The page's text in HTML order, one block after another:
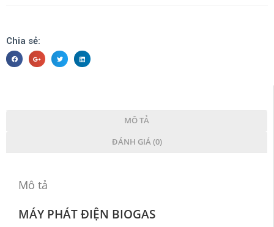
Chia sẻ:
MÔ TẢ
ĐÁNH GIÁ (0)
Mô tả
MÁY PHÁT ĐIỆN BIOGAS